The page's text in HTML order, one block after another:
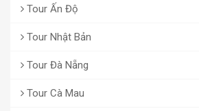
Tour Ấn Độ
Tour Nhật Bản
Tour Đà Nẵng
Tour Cà Mau